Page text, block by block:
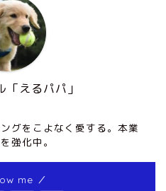
「えるパパ」
グをこよなく愛する。本業
強化中。
me ／